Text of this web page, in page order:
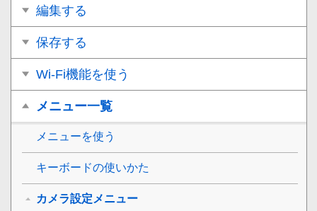
編集する
保存する
Wi-Fi機能を使う
メニュー一覧
メニューを使う
キーボードの使いかた
カメラ設定メニュー